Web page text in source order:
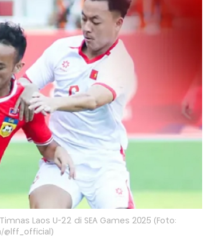
Laos U-22 di SEA Games 2025 (Foto:
@lff_official)